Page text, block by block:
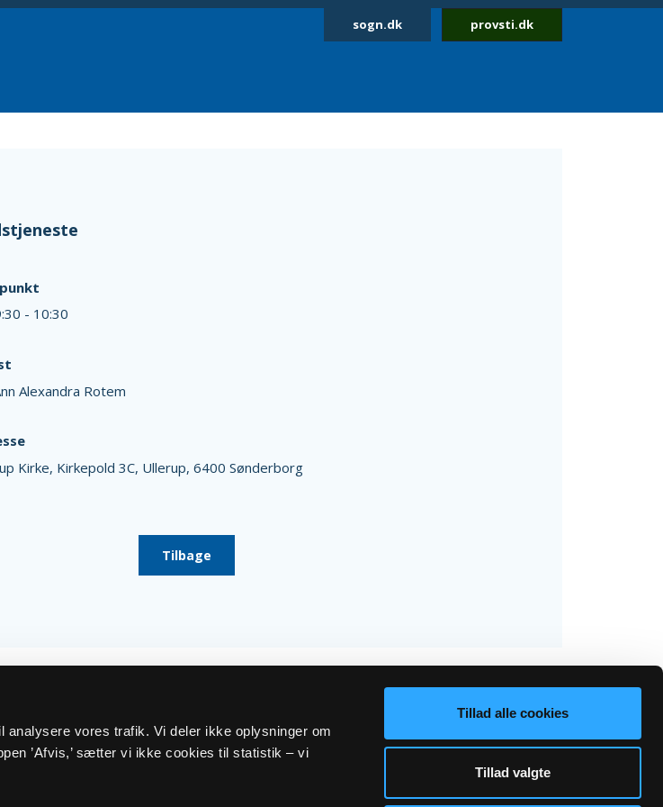
vores trafik. Vi deler ikke oplysninger om
’Afvis,’ sætter vi ikke cookies til statistik – vi
Tillad alle cookies
Tillad valgte
sogn.dk provsti.dk
- 10:30
Alexandra Rotem
Kirke, Kirkepold 3C, Ullerup, 6400 Sønderborg
Tilbage